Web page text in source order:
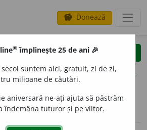
savings Donează
clear
opțiuni
volume_up (1)
® împlinește 25 de ani 🎉
suntem aici, gratuit, zi de zi,
milioane de căutări.
aniversară ne-ați ajuta să păstrăm
îndemâna tuturor și pe viitor.